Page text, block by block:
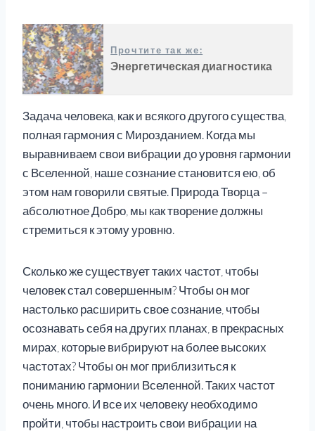
Прочтите так же:
Энергетическая диагностика
Задача человека, как и всякого другого существа,
полная гармония с Мирозданием. Когда мы
выравниваем свои вибрации до уровня гармонии
с Вселенной, наше сознание становится ею, об
этом нам говорили святые. Природа Творца –
абсолютное Добро, мы как творение должны
стремиться к этому уровню.
Сколько же существует таких частот, чтобы
человек стал совершенным? Чтобы он мог
настолько расширить свое сознание, чтобы
осознавать себя на других планах, в прекрасных
мирах, которые вибрируют на более высоких
частотах? Чтобы он мог приблизиться к
пониманию гармонии Вселенной. Таких частот
очень много. И все их человеку необходимо
пройти, чтобы настроить свои вибрации на